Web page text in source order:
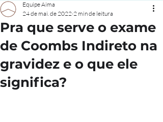
Pra que serve o exame
de Coombs Indireto na
gravidez e o que ele
significa?
Equipe Aima
24 de mai. de 2022 2 min de leitura